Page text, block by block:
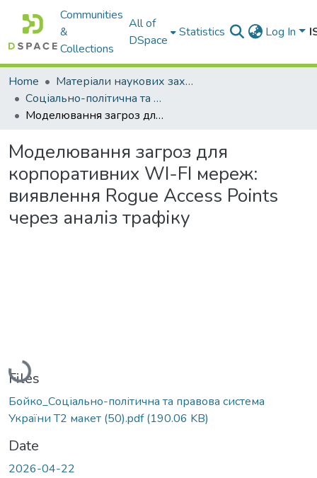
Communities
&
Collections
All of
DSpace
Statistics Log In
Home
Матеріали наукових заходів
Соціально-політична та правова система України в цифрову епоху: сучасні виклики. Том 2
Моделювання загроз для корпоративних WI-FI мереж: виявлення Rogue Access Points через аналіз трафіку
Моделювання загроз для
корпоративних WI-FI мереж:
виявлення Rogue Access Points
через аналіз трафіку
Loading...
Files
Бойко_Соціально-політична та правова система
України Т2 макет (50).pdf(190.06 KB)
Date
2026-04-22